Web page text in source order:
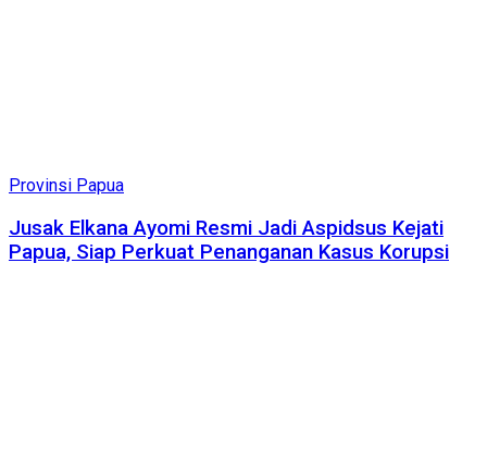
Provinsi Papua
Jusak Elkana Ayomi Resmi Jadi Aspidsus Kejati
Papua, Siap Perkuat Penanganan Kasus Korupsi